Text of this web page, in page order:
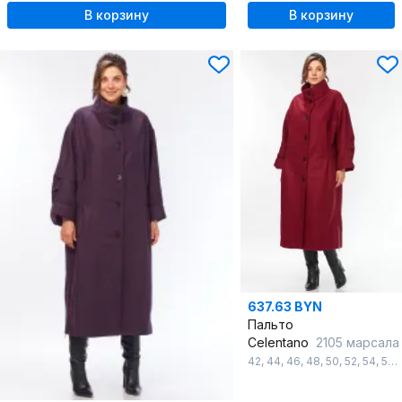
В корзину В корзину
637.63 BYN
Пальто
Celentano 2105 марсала
42, 44, 46, 48, 50, 52, 54, 56 ,